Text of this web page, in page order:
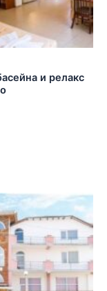
и релакс